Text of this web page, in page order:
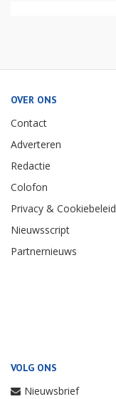
OVER ONS
Contact
Adverteren
Redactie
Colofon
Privacy & Cookiebeleid
Nieuwsscript
Partnernieuws
VOLG ONS
Nieuwsbrief